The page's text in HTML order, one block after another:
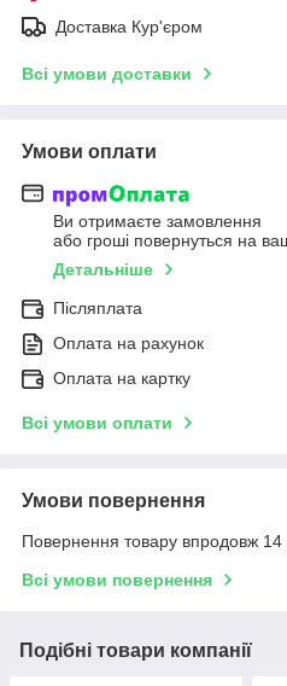
Доставка Кур'єром
Всі умови доставки
Умови оплати
Ви отримаєте замовлення
або гроші повернуться на
Детальніше
Післяплата
Оплата на рахунок
Оплата на картку
Всі умови оплати
Умови повернення
Повернення товару впродовж 14
Всі умови повернення
Подібні товари компанії